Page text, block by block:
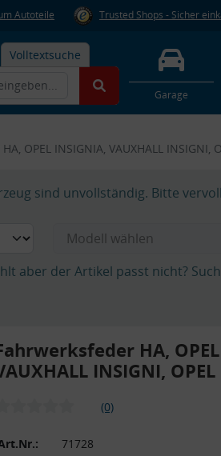
Autoteile Trusted Shops - Sicher
Volltextsuche
Garage
OPEL INSIGNIA, VAUXHALL INSIGNI,
sind unvollständig. Bitte
aber der Artikel passt nicht?
HA,
INSIGNI, OPEL
(0)
71728